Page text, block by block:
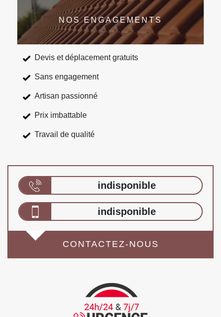
NOS ENGAGEMENTS
Devis et déplacement gratuits
Sans engagement
Artisan passionné
Prix imbattable
Travail de qualité
indisponible
indisponible
CONTACTEZ-NOUS